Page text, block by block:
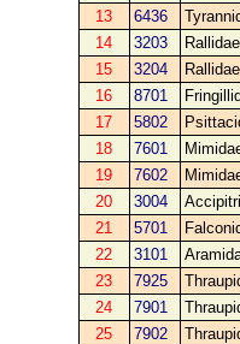
13
6436
14
3203 Rallidae
15
3204 Rallidae
16
8701
17
5802
18
7601
19
7602
20
3004
21
5701
22
3101
23
7925
24
7901
25
7902